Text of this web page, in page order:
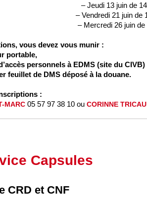
– Jeudi 13 juin de
– Vendredi 21 juin de
– Mercredi 26 juin de
vous devez vous munir :
portable,
personnels à EDMS (site du
feuillet de DMS déposé à la douane.
:
MARC 05 57 97 38 10 ou CORINNE
Capsules
CRD et CNF